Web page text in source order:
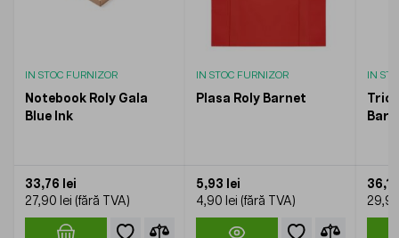
IN STOC FURNIZOR
Notebook Roly Gala
Blue Ink
33,76 lei
27,90 lei
IN STOC FURNIZOR
Plasa Roly Barnet
5,93 lei
4,90 lei
IN